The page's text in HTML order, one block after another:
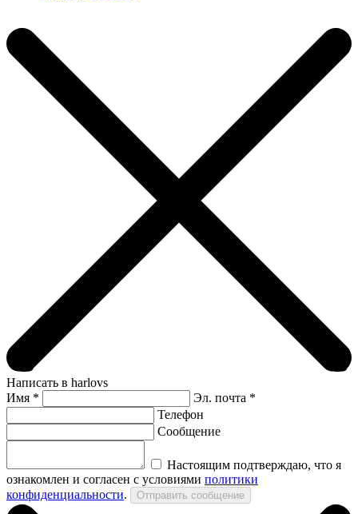
Написать в harlovs
Имя *
Эл. почта *
Телефон
Сообщение
Настоящим подтверждаю, что я
ознакомлен и согласен с условиями политики
конфиденциальности.